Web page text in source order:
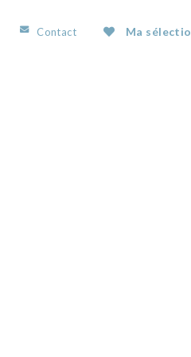
Contact Ma